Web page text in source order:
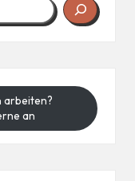
arbeiten?
an